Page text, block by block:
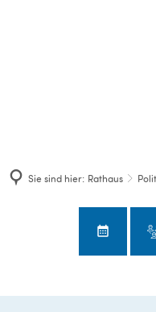
Sie sind hier: Rathaus